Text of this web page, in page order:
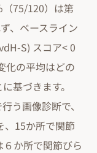
75/120）は第
、ベースライン
S) スコア< 0
化の平均はどの
基づきます。
う画像診断で、
、15か所で関節
か所で関節びら